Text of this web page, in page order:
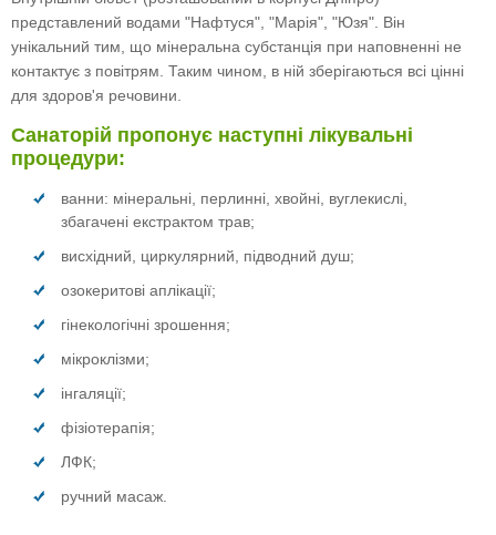
представлений водами "Нафтуся", "Марія", "Юзя". Він
унікальний тим, що мінеральна субстанція при наповненні не
контактує з повітрям. Таким чином, в ній зберігаються всі цінні
для здоров'я речовини.
Санаторій пропонує наступні лікувальні
процедури:
ванни: мінеральні, перлинні, хвойні, вуглекислі,
збагачені екстрактом трав;
висхідний, циркулярний, підводний душ;
озокеритові аплікації;
гінекологічні зрошення;
мікроклізми;
інгаляції;
фізіотерапія;
ЛФК;
ручний масаж.